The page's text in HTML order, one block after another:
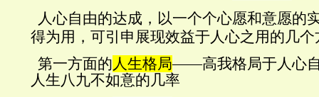
人心自由的达成，以一个个心愿和意愿的
得为用，可引申展现效益于人心之用的几个
第一方面的人生格局——高我格局于人心
人生八九不如意的几率